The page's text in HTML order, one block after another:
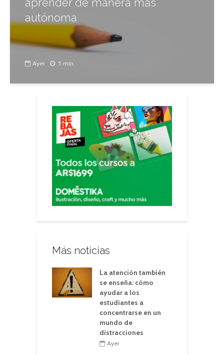
autónoma
Ayer 5 min.
Más noticias
La atención también
se enseña: cómo
ayudar a los
estudiantes a
concentrarse en un
mundo de
distracciones
Ayer